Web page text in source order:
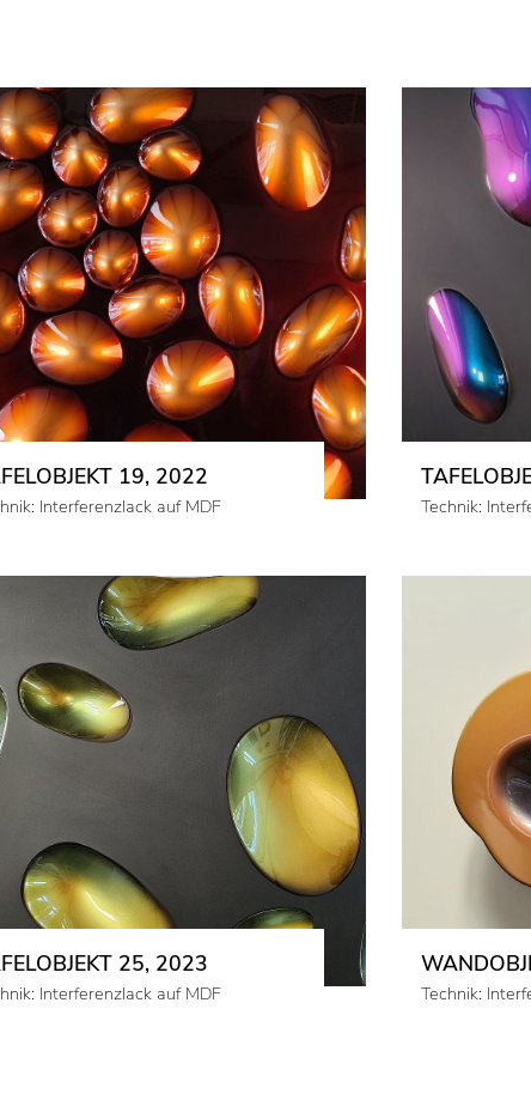
19, 2022
Interferenzlack auf MDF Technik:
25, 2023
Interferenzlack auf MDF Technik: